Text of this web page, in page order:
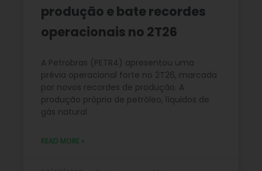
produção e bate recordes
operacionais no 2T26
A Petrobras (PETR4) apresentou uma
prévia operacional forte no 2T26, marcada
por novos recordes de produção. A
produção própria de petróleo, líquidos de
gás natural
READ MORE »